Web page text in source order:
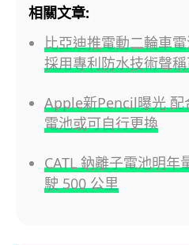
相關文章:
比亞迪推電動二輪車
採用專利防水技術聲
Apple新Pencil曝光 配
電池或可自行更換
CATL 鈉離子電池明年
駛 500 公里